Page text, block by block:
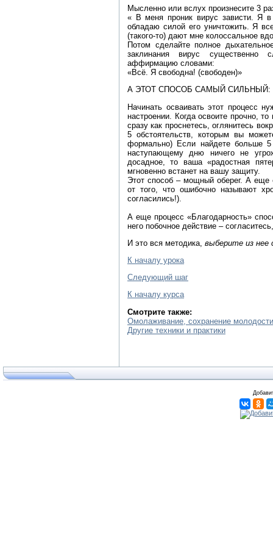
Мысленно или вслух произнесите 3
« В меня проник вирус зависти. Я в
обладаю силой его уничтожить. Я
(такого-то) дают мне колоссальное
Потом сделайте полное
заклинания вирус существенно
аффирмацию словами:
«Всё. Я свободна! (свободен)»
А ЭТОТ СПОСОБ САМЫЙ СИЛЬНЫЙ:
Начинать осваивать этот процесс
настроении. Когда освоите прочно,
сразу как проснетесь, оглянитесь
5 обстоятельств, которым вы
формально) Если найдете больше
наступающему дню ничего не
досадное, то ваша «радостная
мгновенно встанет на вашу защиту.
Этот способ – мощный оберег. А еще
от того, что ошибочно называют
согласились!).
А еще процесс «Благодарность»
него побочное действие –
И это вся методика, выберите из нее
К началу урока
Следующий шаг
К началу курса
Смотрите также:
Омолаживание, сохранение
Другие техники и практики